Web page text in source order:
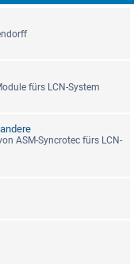
fürs LCN-System
ASM-Syncrotec fürs LCN-